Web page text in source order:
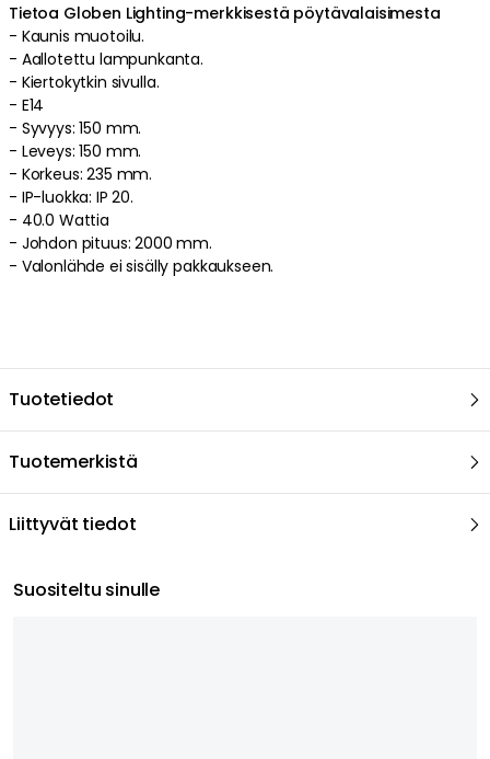
Tietoa Globen Lighting-merkkisestä pöytävalaisimesta
- Kaunis muotoilu.
- Aallotettu lampunkanta.
- Kiertokytkin sivulla.
- E14
- Syvyys: 150 mm.
- Leveys: 150 mm.
- Korkeus: 235 mm.
- IP-luokka: IP 20.
- 40.0 Wattia
- Johdon pituus: 2000 mm.
- Valonlähde ei sisälly pakkaukseen.
Tuotetiedot
Tuotemerkistä
Liittyvät tiedot
Suositeltu sinulle